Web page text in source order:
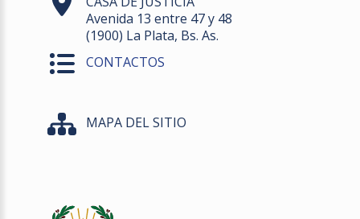
Avenida 13 entre 47 y 48
(1900) La Plata, Bs. As.
CONTACTOS
MAPA DEL SITIO